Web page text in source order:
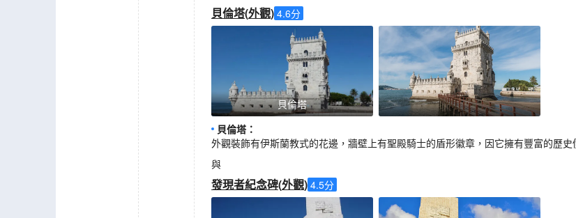
貝倫塔(外觀) 4.6分
貝倫塔
貝倫塔 ：
外觀裝飾有伊斯蘭教式的花邊，牆壁上有聖殿騎士的盾形徽章，因它擁有豐富的歷
與
發現者紀念碑(外觀) 4.5分